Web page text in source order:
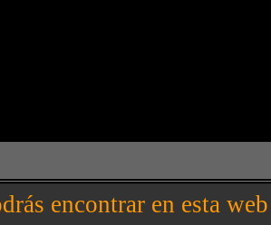
encontrar en esta web